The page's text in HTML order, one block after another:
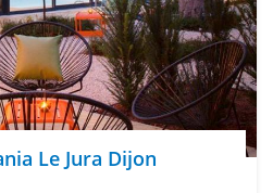
Le Jura Dijon